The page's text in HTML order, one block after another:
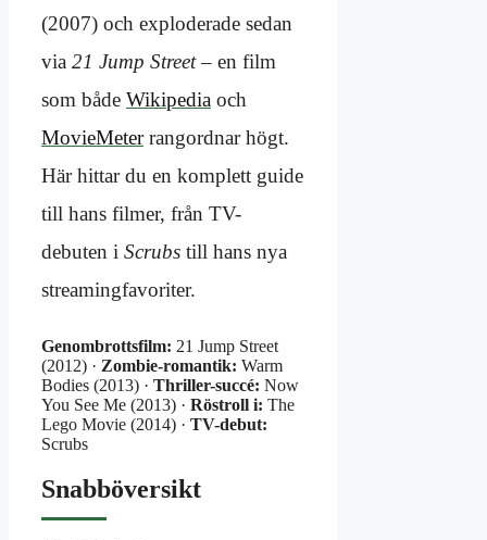
(2007) och exploderade sedan
via 21 Jump Street– en film
som både Wikipedia och
MovieMeterrangordnar högt.
Här hittar du en komplett guide
till hans filmer, från TV-
debuten i Scrubs till hans nya
streaming­favoriter.
Genombrottsfilm: 21 Jump Street
(2012) · Zombie-romantik: Warm
Bodies (2013) · Thriller-succé: Now
You See Me (2013) · Röstroll i: The
Lego Movie (2014) · TV-debut:
Scrubs
Snabböversikt